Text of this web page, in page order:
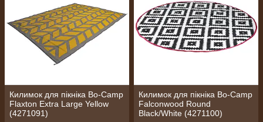
Килимок для пікніка Bo-Camp
Flaxton Extra Large Yellow
(4271091)
Килимок для пікніка Bo-Camp
Falconwood Round
Black/White (4271100)